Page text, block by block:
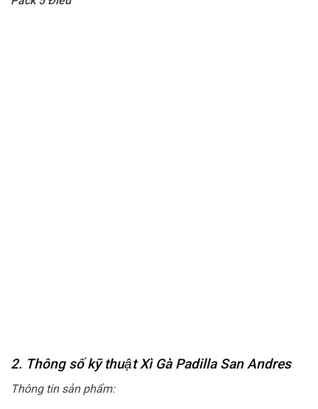
2. Thông số kỹ thuật Xì Gà Padilla San Andres
Thông tin sản phẩm: